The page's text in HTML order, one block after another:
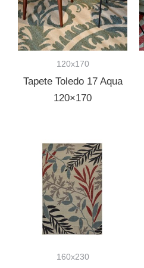
120x170
Tapete Toledo 17 Aqua
120×170
160x230